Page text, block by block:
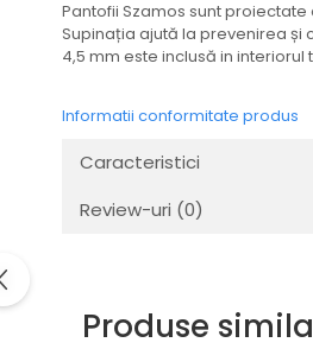
Pantofii Szamos sunt
Supinația ajută la prevenirea
4,5 mm este inclusă in interiorul
Informatii conformitate produs
Caracteristici
Review-uri (0)
Produse